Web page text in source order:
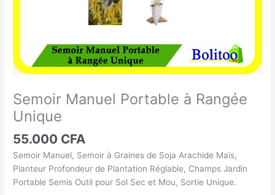
Semoir Manuel Portable à Rangée
Unique
55.000 CFA
Semoir Manuel, Semoir à Graines de Soja Arachide Maïs,
Planteur Profondeur de Plantation Réglable, Champs Jardin
Portable Semis Outil pour Sol Sec et Mou, Sortie Unique.